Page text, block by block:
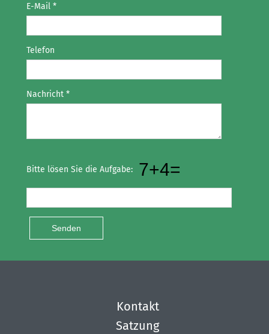
E-Mail *
Telefon
Nachricht *
Bitte lösen Sie die Aufgabe:
Senden
Kontakt
Satzung